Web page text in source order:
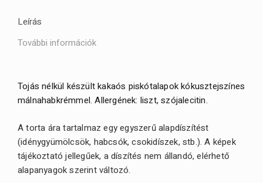
Leírás
További információk
Tojás nélkül készült kakaós piskótalapok kókusztejszínes
málnahabkrémmel. Allergének: liszt, szójalecitin.
A torta ára tartalmaz egy egyszerű alapdíszítést
(idénygyümölcsök, habcsók, csokidíszek, stb.). A képek
tájékoztató jellegűek, a díszítés nem állandó, elérhető
alapanyagok szerint változó.